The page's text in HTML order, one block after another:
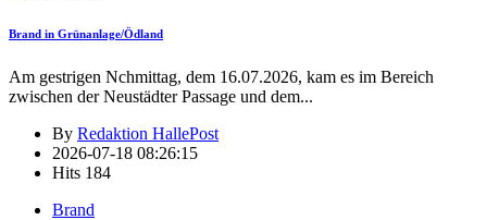
Brand in Grünanlage/Ödland
Am gestrigen Nchmittag, dem 16.07.2026, kam es im Bereich
zwischen der Neustädter Passage und dem...
By Redaktion HallePost
2026-07-18 08:26:15
Hits 184
Brand